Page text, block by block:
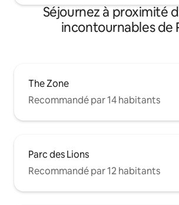
Séjournez à proximité
incontournables de
The Zone
Recommandé par 14 habitants
Parc des Lions
Recommandé par 12 habitants